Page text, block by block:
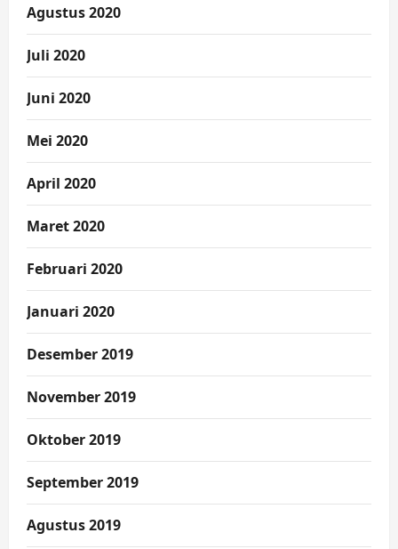
Agustus 2020
Juli 2020
Juni 2020
Mei 2020
April 2020
Maret 2020
Februari 2020
Januari 2020
Desember 2019
November 2019
Oktober 2019
September 2019
Agustus 2019